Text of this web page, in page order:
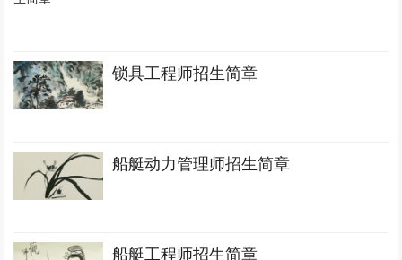
锁具工程师招生简章
船艇动力管理师招生简章
船艇工程师招生简章